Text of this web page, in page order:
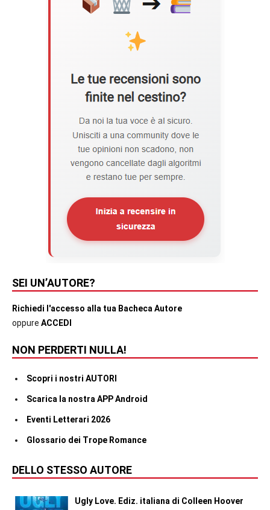
SEI UN’AUTORE?
Richiedi l'accesso alla tua Bacheca Autore
oppure ACCEDI
NON PERDERTI NULLA!
Scopri i nostri AUTORI
Scarica la nostra APP Android
Eventi Letterari 2026
Glossario dei Trope Romance
DELLO STESSO AUTORE
Ugly Love. Ediz. italiana di Colleen Hoover